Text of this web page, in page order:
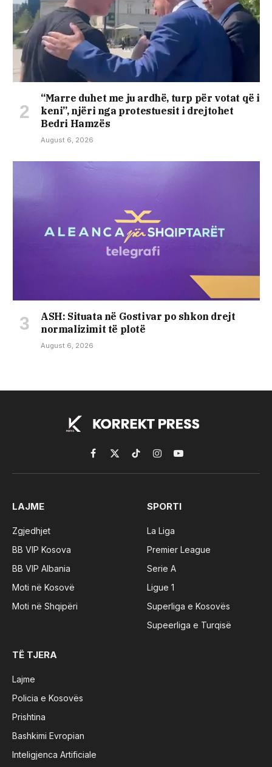
“Marre duhet me ju ardhë, turp për votat që i
keni”, njëri nga protestuesit i drejtohet
Bedri Hamzës
August 6, 2026
ASH: Situata në Gostivar po shkon drejt
normalizimit të plotë
August 6, 2026
Facebook
X
(Twitter)
TikTokInstagramYouTube
LAJME
Zgjedhjet
BB VIP Kosova
BB VIP Albania
Moti në Kosovë
Moti në Shqipëri
SPORTI
La Liga
Premier League
Serie A
Ligue 1
Superliga e Kosovës
Supeerliga e Turqisë
TË TJERA
Lajme
Policia e Kosovës
Prishtina
Bashkimi Evropian
Inteligjenca Artificiale